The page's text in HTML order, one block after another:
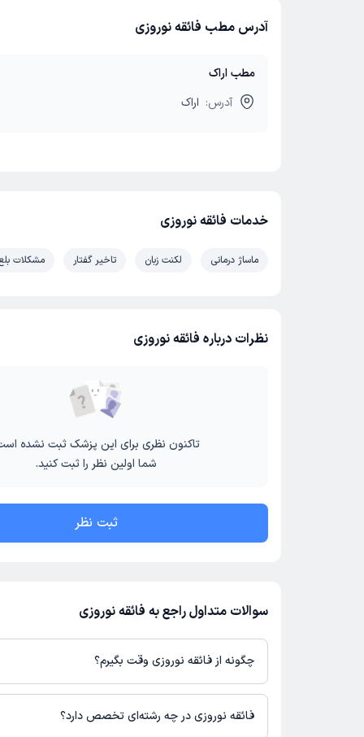
آدرس مطب فائقه نوروزی
مطب اراک
آدرس: اراک
خدمات فائقه نوروزی
ماساژ درمانی لکنت زبان تاخیر گفتار مشکلات
نظرات درباره فائقه نوروزی
تاکنون نظری برای این پزشک ثبت نشده
شما اولین نظر را ثبت کنید.
ثبت نظر
سوالات متداول راجع به فائقه نوروزی
چگونه از فائقه نوروزی وقت بگیرم؟
در صورتی کهفائقه نوروزیدارای پروفایل فعال و نوبت‌دهی باز در
می‌توانید از طریق این پلتفرم برای دریافت نوبت اقدام کنید. در صورت
فائقه نوروزی در چه رشته‌ای تخصص دارد؟